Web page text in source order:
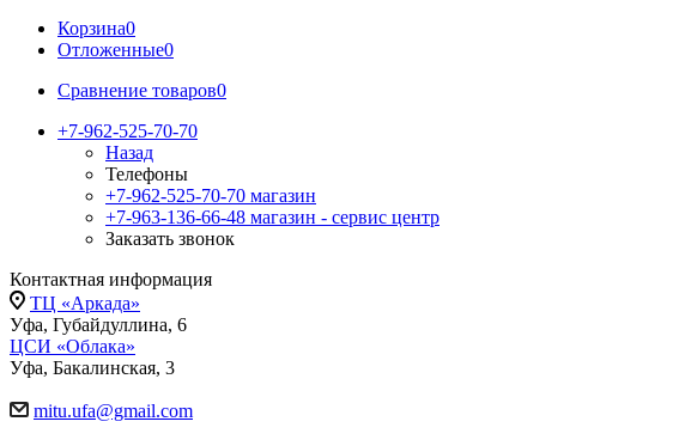
Корзина0
Отложенные0
Сравнение товаров0
+7-962-525-70-70
Назад
Телефоны
+7-962-525-70-70 магазин
+7-963-136-66-48 магазин - сервис центр
Заказать звонок
Контактная информация
ТЦ «Аркада»
Уфа, Губайдуллина, 6
ЦСИ «Облака»
Уфа, Бакалинская, 3
mitu.ufa@gmail.com